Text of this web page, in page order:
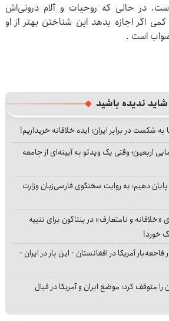
در حالی که روحیات و آلام درونی‌اش
اگر اجازه بدهد این شناختن بهتر از او
است .
شاید ندیده باشید
به شکست در برابر ایران؛ ایده خلاقانه خریداریم!
اربعین؛ وقتی یک ویدئو به آیینه‌ای از جامعه
دهیم؛ به روایت سخنگوی فارسی‌زبان وزارت
«خلاقانه و نامتعارف» در پنتاگون برای تنبیه
خورد!
فاجعه‌بار آمریکا در افغانستان - این بار در ایران -
را متوقف کرد؛ موضع ایران و آمریکا در قبال